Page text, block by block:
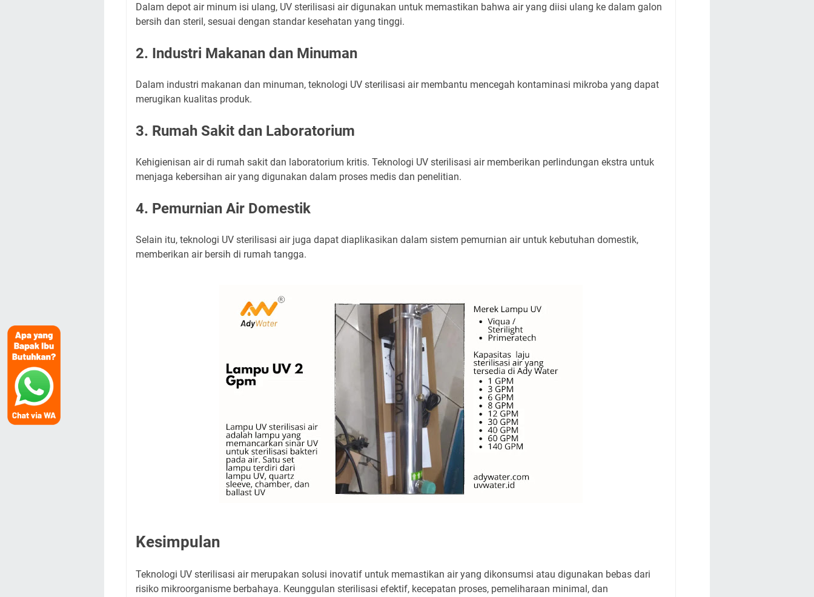
Dalam depot air minum isi ulang, UV sterilisasi air digunakan untuk memastikan bahwa air yang diisi ulang ke dalam galon
bersih dan steril, sesuai dengan standar kesehatan yang tinggi.
2. Industri Makanan dan Minuman
Dalam industri makanan dan minuman, teknologi UV sterilisasi air membantu mencegah kontaminasi mikroba yang dapat
merugikan kualitas produk.
3. Rumah Sakit dan Laboratorium
Kehigienisan air di rumah sakit dan laboratorium kritis. Teknologi UV sterilisasi air memberikan perlindungan ekstra untuk
menjaga kebersihan air yang digunakan dalam proses medis dan penelitian.
4. Pemurnian Air Domestik
Selain itu, teknologi UV sterilisasi air juga dapat diaplikasikan dalam sistem pemurnian air untuk kebutuhan domestik,
memberikan air bersih di rumah tangga.
Kesimpulan
Teknologi UV sterilisasi air merupakan solusi inovatif untuk memastikan air yang dikonsumsi atau digunakan bebas dari
risiko mikroorganisme berbahaya. Keunggulan sterilisasi efektif, kecepatan proses, pemeliharaan minimal, dan